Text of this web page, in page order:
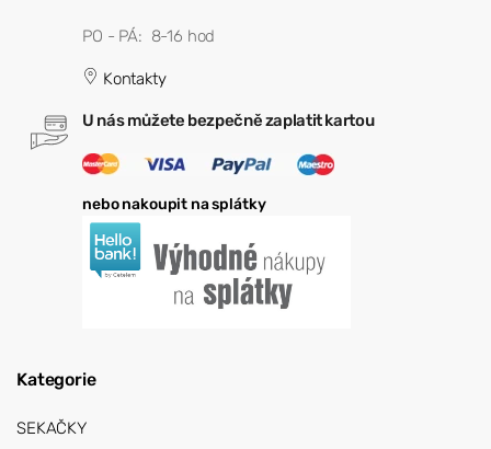
PO - PÁ: 8-16 hod
Kontakty
U nás můžete bezpečně zaplatit kartou
nebo nakoupit na splátky
Kategorie
SEKAČKY